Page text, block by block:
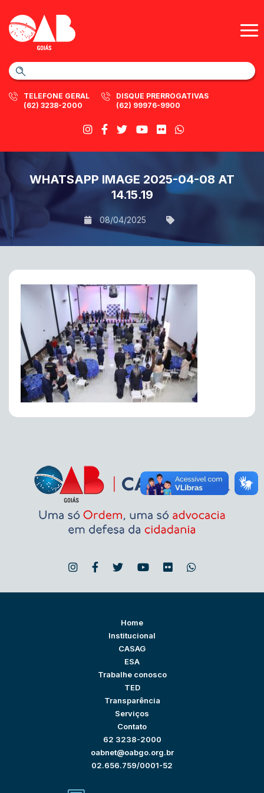
TELEFONE GERAL
(62) 3238-2000
DISQUE PRERROGATIVAS
(62) 99976-9900
WHATSAPP IMAGE 2025-04-08 AT
14.15.19
08/04/2025
Home
Institucional
CASAG
ESA
Trabalhe conosco
TED
Transparência
Serviços
Contato
62 3238-2000
oabnet@oabgo.org.br
02.656.759/0001-52